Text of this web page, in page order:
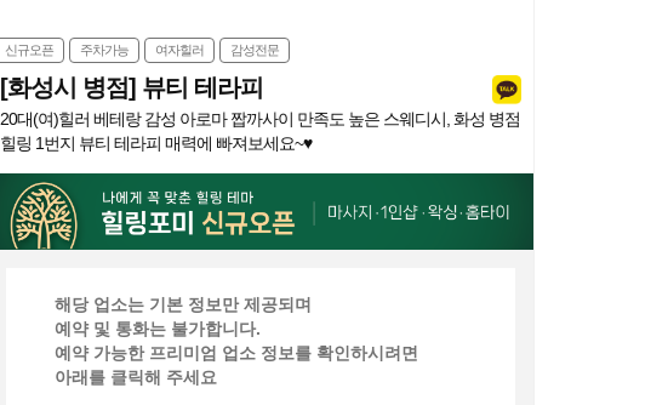
신규오픈 주차가능 여자힐러 감성전문
[화성시 병점] 뷰티 테라피
20대(여)힐러 베테랑 감성 아로마 짭까사이 만족도 높은 스웨디시, 화성 병점
힐링 1번지 뷰티 테라피 매력에 빠져보세요~♥
해당 업소는 기본 정보만 제공되며
예약 및 통화는 불가합니다.
예약 가능한 프리미엄 업소 정보를 확인하시려면
아래를 클릭해 주세요